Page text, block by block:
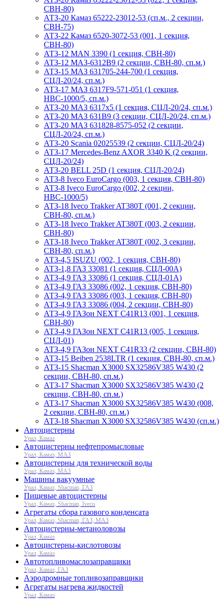
СВН-80)
АТЗ-20 Камаз 65222-23012-53 (сп.м., 2 секции,
СВН-75)
АТЗ-22 Камаз 6520-3072-53 (001, 1 секция,
СВН-80)
АТЗ-12 MAN 3390 (1 секция, СВН-80)
АТЗ-12 МАЗ-6312В9 (2 секции, СВН-80, сп.м.)
АТЗ-15 МАЗ 631705-244-700 (1 секция,
СЦЛ-20/24, сп.м.)
АТЗ-17 МАЗ 6317F9-571-051 (1 секция,
НВС-1000/5, сп.м.)
АТЗ-20 МАЗ 6317x5 (1 секция, СЦЛ-20/24, сп.м.)
АТЗ-20 МАЗ 631B9 (3 секции, СЦЛ-20/24, сп.м.)
АТЗ-20 МАЗ 631828-8575-052 (2 секции,
СЦЛ-20/24, сп.м.)
АТЗ-20 Scania 02025539 (2 секции, СЦЛ-20/24)
АТЗ-17 Mercedes-Benz AXOR 3340 K (2 секции,
СЦЛ-20/24)
АТЗ-20 BELL 25D (1 секция, СЦЛ-20/24)
АТЗ-8 Iveco EuroCargo (003, 1 секция, СВН-80)
АТЗ-8 Iveco EuroCargo (002, 2 секции,
НВС-1000/5)
АТЗ-18 Iveco Trakker AT380T (001, 2 секции,
СВН-80, сп.м.)
АТЗ-18 Iveco Trakker AT380T (003, 2 секции,
СВН-80)
АТЗ-18 Iveco Trakker AT380T (002, 3 секции,
СВН-80, сп.м.)
АТЗ-4,5 ISUZU (002, 1 секция, СВН-80)
АТЗ-1,8 ГАЗ 33081 (1 секция, СЦЛ-00А)
АТЗ-4,9 ГАЗ 33086 (1 секция, СЦЛ-01А)
АТЗ-4,9 ГАЗ 33086 (002, 1 секция, СВН-80)
АТЗ-4,9 ГАЗ 33086 (003, 1 секция, СВН-80)
АТЗ-4,9 ГАЗ 33086 (004, 2 секции, СВН-80)
АТЗ-4,9 ГАЗон NEXT C41R13 (001, 1 секция,
СВН-80)
АТЗ-4,9 ГАЗон NEXT C41R13 (005, 1 секция,
СЦЛ-01)
АТЗ-4,9 ГАЗон NEXT C41R33 (2 секции, СВН-80)
АТЗ-15 Beiben 2538LTR (1 секция, СВН-80, сп.м.)
АТЗ-15 Shacman X3000 SX32586V385 W430 (2
секции, СВН-80, сп.м.)
АТЗ-17 Shacman X3000 SX32586V385 W430 (2
секции, СВН-80, сп.м.)
АТЗ-17 Shacman X3000 SX32586V385 W430 (008,
2 секции, СВН-80, сп.м.)
АТЗ-18 Shacman X3000 SX32586V385 W430 (сп.м.)
Автоцистерны
Урал, Камаз
Автоцистерны нефтепромысловые
Урал, Камаз, МАЗ
Автоцистерны для технической воды
Урал, Камаз, МАЗ
Машины вакуумные
Урал, Камаз, Shacman, ГАЗ
Пищевые автоцистерны
Урал, Камаз, Shacman, Iveco
Агрегаты сбора газового конденсата
Урал, Камаз, Shacman, ГАЗ, МАЗ
Автоцистерны-метаноловозы
Урал, Камаз
Автоцистерны-кислотовозы
Урал, Камаз
Автотопливомаслозаправщики
Урал, Камаз, ГАЗ
Аэродромные топливозаправщики
Агрегаты нагрева жидкостей
Урал, Камаз